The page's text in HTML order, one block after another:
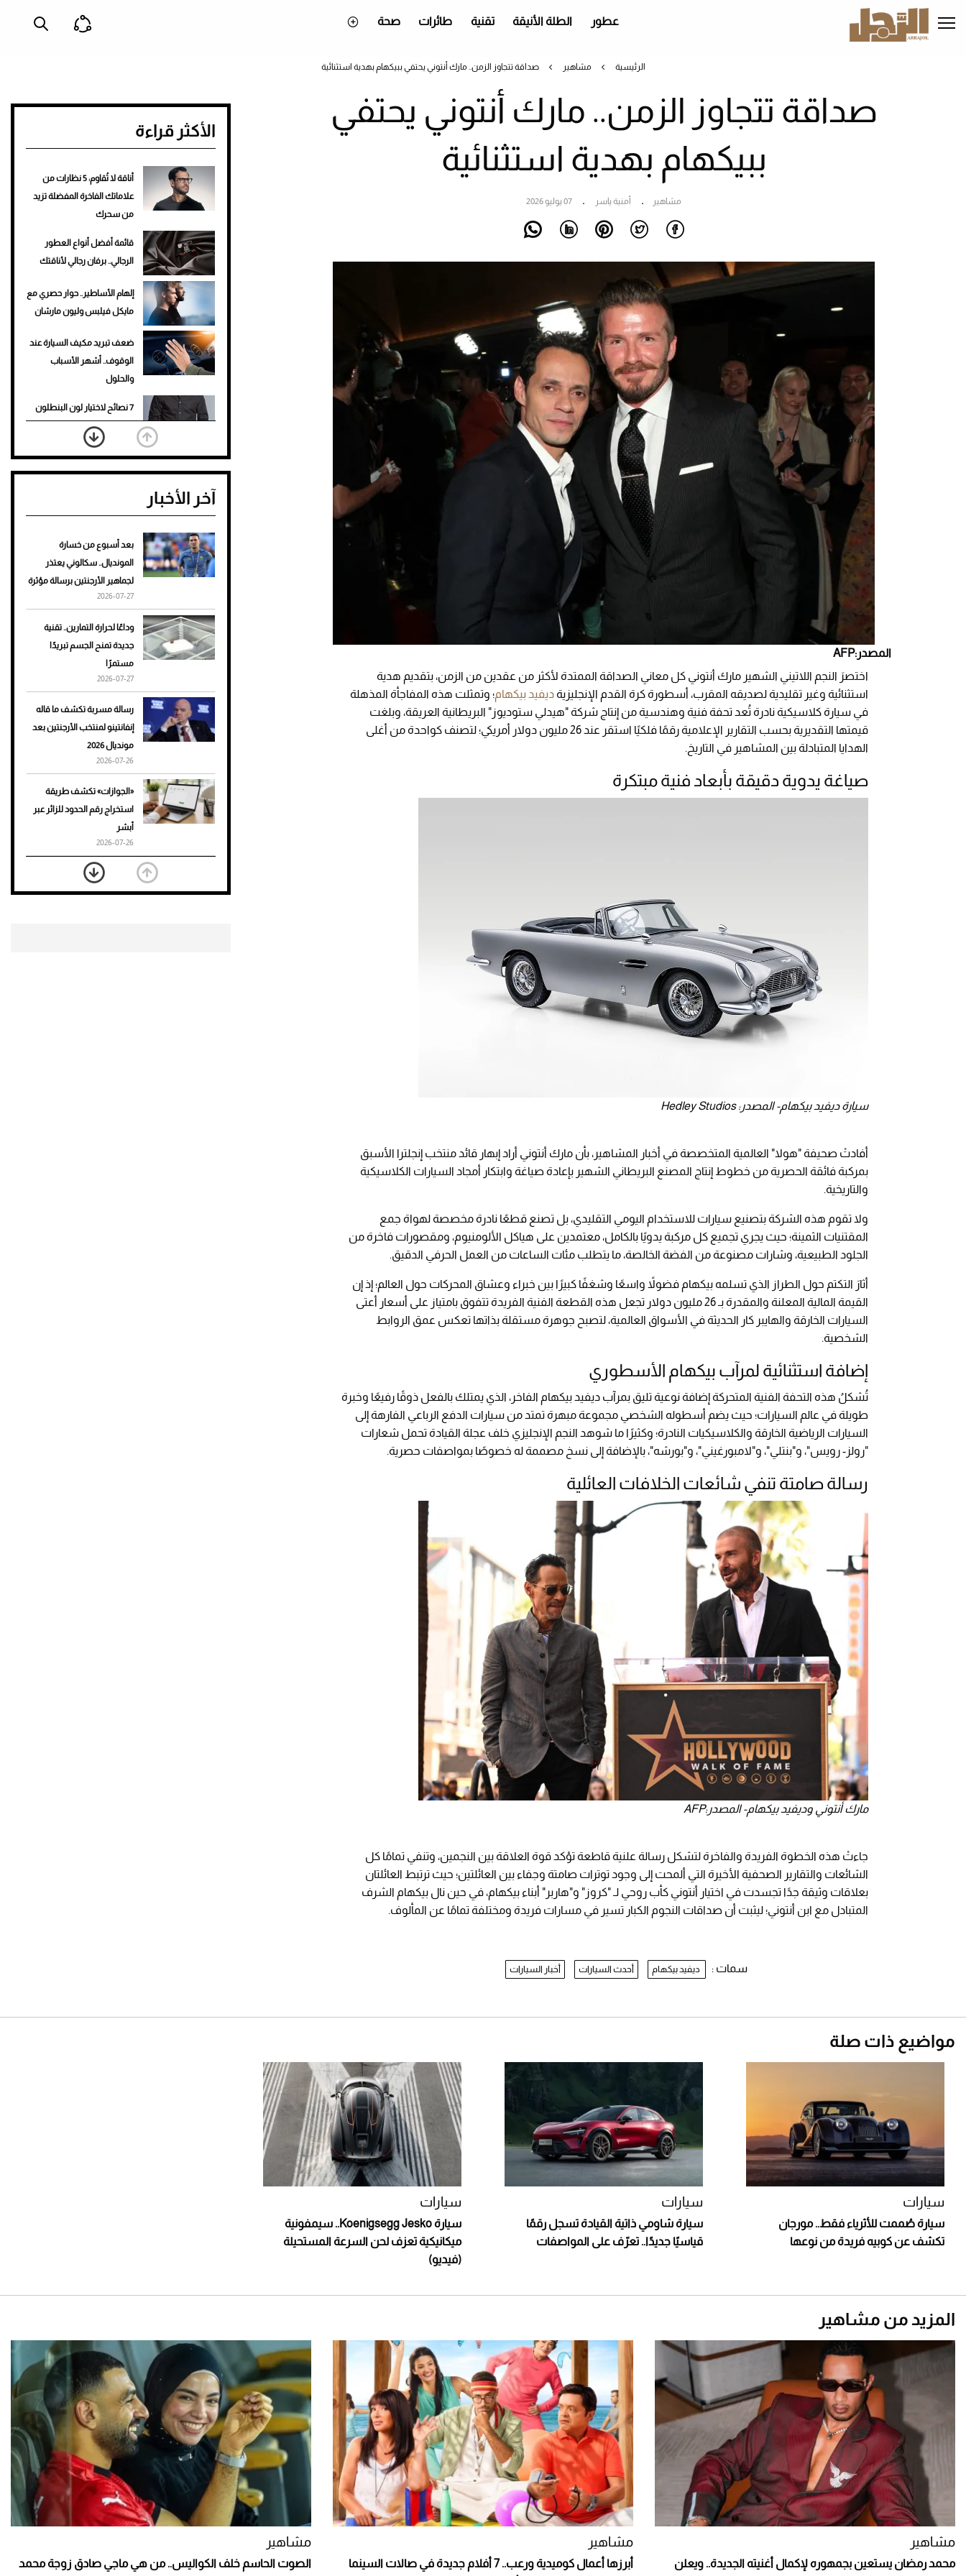
إلى
المحتوى
عطور الطلة الأنيقة تقنية طائرات صحة
الرئيسية مشاهير صداقة تتجاوز الزمن.. مارك أنتوني يحتفي ببيكهام بهدية استثنائية
صداقة تتجاوز الزمن.. مارك أنتوني يحتفي
ببيكهام بهدية استثنائية
مشاهير أمنية ياسر 07 يوليو 2026
المصدر:AFP
اختصرَ النجم اللاتيني الشهير مارك أنتوني كل معاني الصداقة الممتدة لأكثر من عقدين من الزمن، بتقديم هدية
استثنائية وغير تقليدية لصديقه المقرب، أسطورة كرة القدم الإنجليزية ديفيد بيكهام؛ وتمثلت هذه المفاجأة المذهلة
في سيارة كلاسيكية نادرة تُعد تحفة فنية وهندسية من إنتاج شركة "هيدلي ستوديوز" البريطانية العريقة، وبلغت
قيمتها التقديرية بحسب التقارير الإعلامية رقمًا فلكيًا استقر عند 26 مليون دولار أمريكي؛ لتصنف كواحدة من أغلى
الهدايا المتبادلة بين المشاهير في التاريخ.
صياغة يدوية دقيقة بأبعاد فنية مبتكرة
سيارة ديفيد بيكهام- المصدر: Hedley Studios
أفادتْ صحيفة "هولا" العالمية المتخصصة في أخبار المشاهير، بأن مارك أنتوني أراد إبهار قائد منتخب إنجلترا الأسبق
بمركبة فائقة الحصرية من خطوط إنتاج المصنع البريطاني الشهير بإعادة صياغة وابتكار أمجاد السيارات الكلاسيكية
والتاريخية.
ولا تقوم هذه الشركة بتصنيع سيارات للاستخدام اليومي التقليدي، بل تصنع قطعًا نادرة مخصصة لهواة جمع
المقتنيات الثمينة؛ حيث يجري تجميع كل مركبة يدويًا بالكامل، معتمدين على هياكل الألومنيوم، ومقصورات فاخرة من
الجلود الطبيعية، وشارات مصنوعة من الفضة الخالصة، ما يتطلب مئات الساعات من العمل الحرفي الدقيق.
أثارَ التكتم حول الطراز الذي تسلمه بيكهام فضولاً واسعًا وشغفًا كبيرًا بين خبراء وعشاق المحركات حول العالم؛ إذ إن
القيمة المالية المعلنة والمقدرة بـ 26 مليون دولار تجعل هذه القطعة الفنية الفريدة تتفوق بامتياز على أسعار أعتى
السيارات الخارقة والهايبر كار الحديثة في الأسواق العالمية، لتصبح جوهرة مستقلة بذاتها تعكس عمق الروابط
الشخصية.
إضافة استثنائية لمرآب بيكهام الأسطوري
تُشكلُ هذه التحفة الفنية المتحركة إضافة نوعية تليق بمرآب ديفيد بيكهام الفاخر، الذي يمتلك بالفعل ذوقًا رفيعًا وخبرة
طويلة في عالم السيارات؛ حيث يضم أسطوله الشخصي مجموعة مبهرة تمتد من سيارات الدفع الرباعي الفارهة إلى
السيارات الرياضية الخارقة والكلاسيكيات النادرة؛ وكثيرًا ما شوهد النجم الإنجليزي خلف عجلة القيادة تحمل شعارات
"رولز- رويس"، و"بنتلي"، و"لامبورغيني"، و"بورشه"، بالإضافة إلى نسخ مصممة له خصوصًا بمواصفات حصرية.
رسالة صامتة تنفي شائعات الخلافات العائلية
مارك أنتوني وديفيد بيكهام- المصدر:AFP
جاءتْ هذه الخطوة الفريدة والفاخرة لتشكل رسالة علنية قاطعة تؤكد قوة العلاقة بين النجمين، وتنفي تمامًا كل
الشائعات والتقارير الصحفية الأخيرة التي ألمحت إلى وجود توترات صامتة وجفاء بين العائلتين؛ حيث ترتبط العائلتان
بعلاقات وثيقة جدًا تجسدت في اختيار أنتوني كأب روحي لـ "كروز" و"هاربر" أبناء بيكهام، في حين نال بيكهام الشرف
المتبادل مع ابن أنتوني؛ ليثبت أن صداقات النجوم الكبار تسير في مسارات فريدة ومختلفة تمامًا عن المألوف.
الأكثر قراءة
أناقة لا تُقاوم: 5 نظارات من
علاماتك الفاخرة المفضلة تزيد
من سحرك
قائمة أفضل أنواع العطور
الرجالي.. برفان رجالي لأناقتك
إلهام الأساطير.. حوار حصري مع
مايكل فيلبس وليون مارشان
ضعف تبريد مكيف السيارة عند
الوقوف.. أشهر الأسباب
والحلول
7 نصائح لاختيار لون البنطلون
المناسب للقميص الأسود
نرى المستقبل من خلال
تصميماتنا.. كيف حجزت 1886
تمنحك فخامة استثنائية
هوى الأبطال
أفضل تدريج للشعر الطويل
لإطلالة جريئة وعصرية
للرجال
آخر الأخبار
بعد أسبوع من خسارة
المونديال.. سكالوني يعتذر
لجماهير الأرجنتين برسالة مؤثرة
2026-07-27
وداعًا لحرارة التمارين.. تقنية
جديدة تمنح الجسم تبريدًا
مستمرًا
2026-07-27
رسالة مسربة تكشف ما قاله
إنفانتينو لمنتخب الأرجنتين بعد
مونديال 2026
2026-07-26
«الجوازات» تكشف طريقة
استخراج رقم الحدود للزائر عبر
أبشر
2026-07-26
بعد 7 أشهر من تعرضه لحادث
مروع.. جوشوا يفوز على برينغا
سمات : ديفيد بيكهام أحدث السيارات أخبار السيارات
مواضيع ذات صلة
سيارات
سيارة صُممت للأثرياء فقط.. مورجان
تكشف عن كوبيه فريدة من نوعها
سيارات
سيارة شاومي ذاتية القيادة تسجل رقمًا
قياسيًا جديدًا.. تعرّف على المواصفات
سيارات
سيارة Koenigsegg Jesko.. سيمفونية
ميكانيكية تعزف لحن السرعة المستحيلة
(فيديو)
المزيد من مشاهير
مشاهير
محمد رمضان يستعين بجمهوره لإكمال أغنيته الجديدة.. ويعلن
مشاهير
أبرزها أعمال كوميدية ورعب.. 7 أفلام جديدة في صالات السينما
مشاهير
الصوت الحاسم خلف الكواليس.. من هي ماجي صادق زوجة محمد